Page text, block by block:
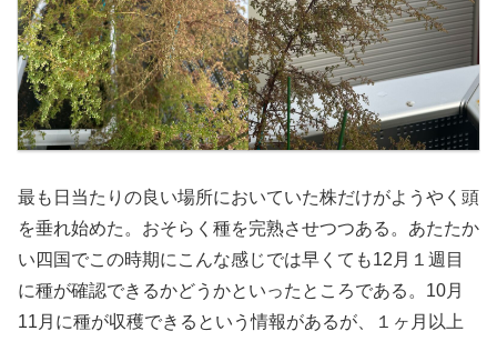
最も日当たりの良い場所においていた株だけがようやく頭
を垂れ始めた。おそらく種を完熟させつつある。あたたか
い四国でこの時期にこんな感じでは早くても12月１週目
に種が確認できるかどうかといったところである。10月
11月に種が収穫できるという情報があるが、１ヶ月以上